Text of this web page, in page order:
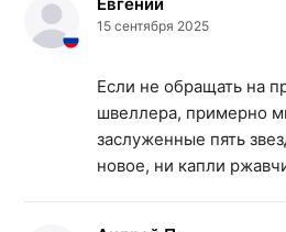
15 сентября 2025
Если не обращать на
швеллера, примерно
заслуженные пять
новое, ни капли